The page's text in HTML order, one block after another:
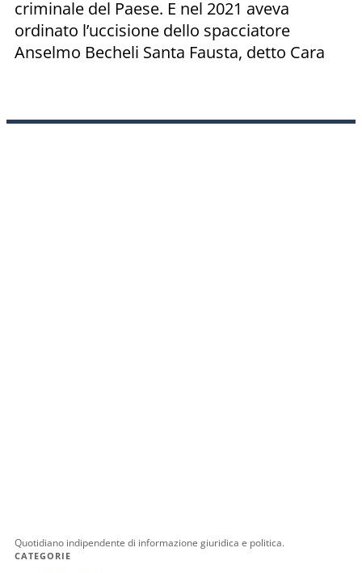
criminale del Paese. E nel 2021 aveva
ordinato l’uccisione dello spacciatore
Anselmo Becheli Santa Fausta, detto Cara
Quotidiano indipendente di informazione giuridica e politica.
CATEGORIE